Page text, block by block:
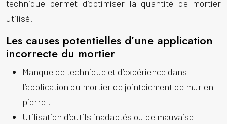
technique permet d’optimiser la quantité de mortier
utilisé.
Les causes potentielles d’une application
incorrecte du mortier
Manque de technique et d’expérience dans
l’application du mortier de jointoiement de mur en
pierre .
Utilisation d’outils inadaptés ou de mauvaise